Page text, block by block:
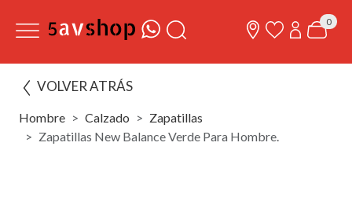
0
VOLVER ATRÁS
Hombre Calzado
Zapatillas
Zapatillas New Balance Verde Para Hombre.